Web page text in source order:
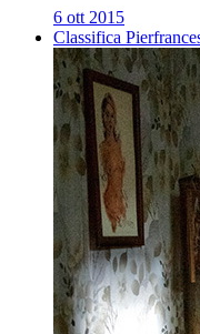
6 ott 2015
Classifica